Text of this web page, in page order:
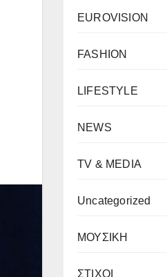
EUROVISION
FASHION
LIFESTYLE
NEWS
TV & MEDIA
Uncategorized
ΜΟΥΣΙΚΗ
ΣΤΙΧΟΙ